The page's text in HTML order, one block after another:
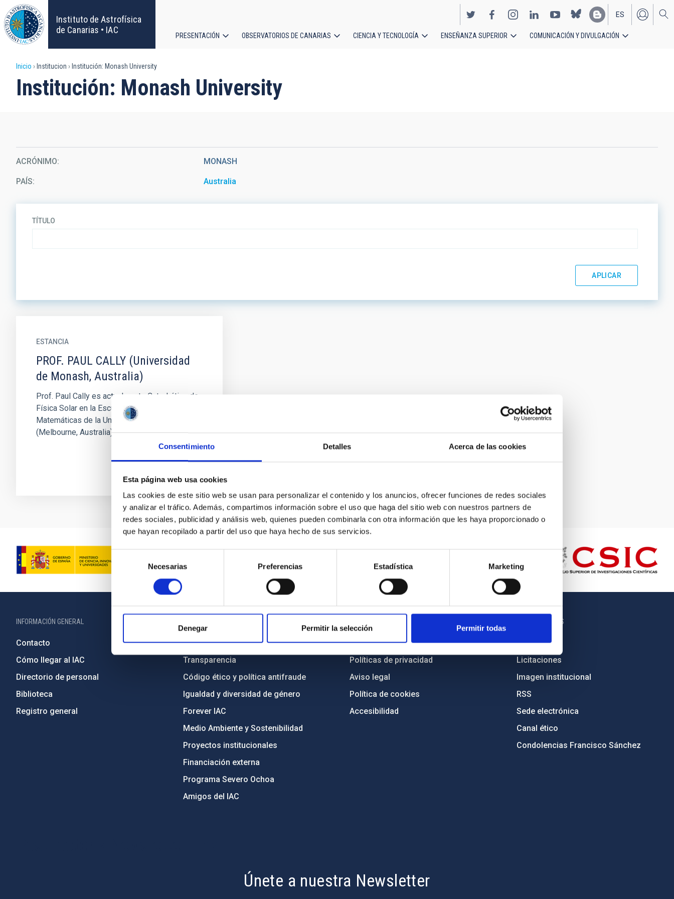
Consentimiento Detalles Acerca de las cookies
Esta página web usa cookies
Las cookies de este sitio web se usan para personalizar el contenido y los anuncios, ofrecer funciones de redes sociales
y analizar el tráfico. Además, compartimos información sobre el uso que haga del sitio web con nuestros partners de
redes sociales, publicidad y análisis web, quienes pueden combinarla con otra información que les haya proporcionado o
que hayan recopilado a partir del uso que haya hecho de sus servicios.
consentimiento
Necesarias Preferencias Estadística Marketing
Denegar Permitir la selección Permitir todas
Pasar
al
contenido
principal
Instituto de Astrofísica
de Canarias • IAC
EN
ES
principal
PRESENTACIÓN OBSERVATORIOS DE CANARIAS CIENCIA Y TECNOLOGÍA ENSEÑANZA SUPERIOR COMUNICACIÓN Y DIVULGACIÓN
Sobrescribir
enlaces
a
la
navegación
Inicio Institucion Institución: Monash University
Institución: Monash University
ACRÓNIMO MONASH
PAÍS Australia
TÍTULO
ESTANCIA
PROF. PAUL CALLY (Universidad
de Monash, Australia)
Prof. Paul Cally es actualmente Catedrático de
Física Solar en la Escuela de Ciencias
Matemáticas de la Universidad de Monash
(Melbourne, Australia), cargo que...
INFORMACIÓN GENERAL
Contacto
Cómo llegar al IAC
Directorio de personal
Biblioteca
Registro general
Legislación
Transparencia
Código ético y política antifraude
Igualdad y diversidad de género
Forever IAC
Medio Ambiente y Sostenibilidad
Proyectos institucionales
Financiación externa
Programa Severo Ochoa
Amigos del IAC
Mapa web
Políticas de privacidad
Aviso legal
Política de cookies
Accesibilidad
OTROS ENLACES
Empleo
Licitaciones
Imagen institucional
RSS
Sede electrónica
Canal ético
Condolencias Francisco Sánchez
Únete a nuestra Newsletter